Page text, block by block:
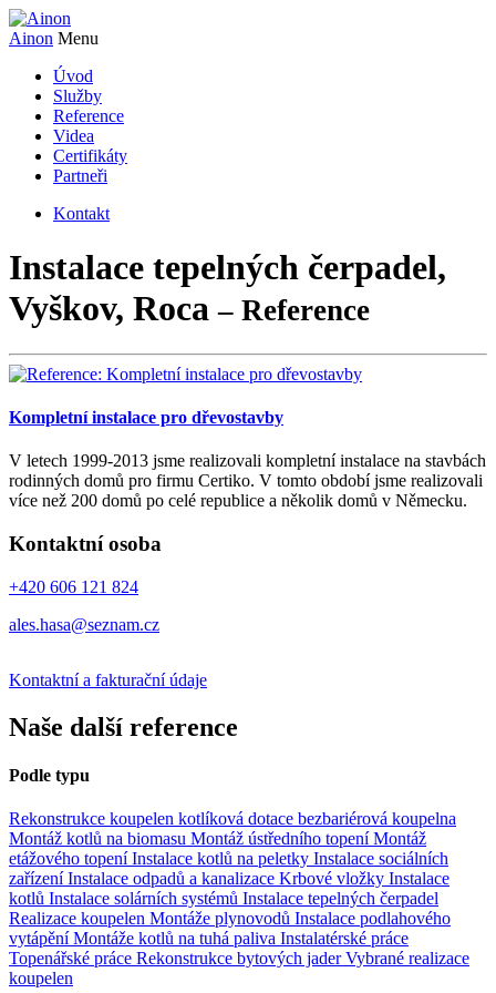
Ainon Menu
Úvod
Služby
Reference
Videa
Certifikáty
Partneři
Kontakt
Instalace tepelných čerpadel,
Vyškov, Roca– Reference
Kompletní instalace pro dřevostavby
V letech 1999-2013 jsme realizovali kompletní instalace na stavbách
rodinných domů pro firmu Certiko. V tomto období jsme realizovali
více než 200 domů po celé republice a několik domů v Německu.
Kontaktní osoba
+420 606 121 824
ales.hasa@seznam.cz
Kontaktní a fakturační údaje
Naše další reference
Podle typu
Rekonstrukce koupelen kotlíková dotace bezbariérová koupelna
Montáž kotlů na biomasu Montáž ústředního topeníMontáž
etážového topeníInstalace kotlů na peletky Instalace sociálních
zařízeníInstalace odpadů a kanalizace Krbové vložky Instalace
kotlů Instalace solárních systémů Instalace tepelných čerpadel
Realizace koupelen Montáže plynovodů Instalace podlahového
vytápěníMontáže kotlů na tuhá paliva Instalatérské práce
Topenářské práce Rekonstrukce bytových jaderVybrané realizace
koupelen